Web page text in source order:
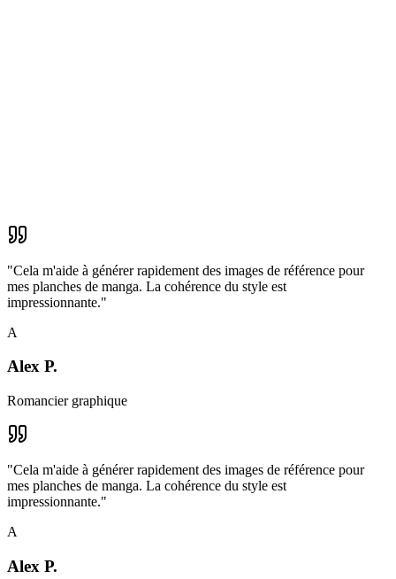
"Cela m'aide à générer rapidement des images de référence pour
mes planches de manga. La cohérence du style est
impressionnante."
A
Alex P.
Romancier graphique
"Cela m'aide à générer rapidement des images de référence pour
mes planches de manga. La cohérence du style est
impressionnante."
A
Alex P.